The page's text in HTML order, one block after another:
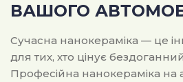
ВАШОГО
Сучасна нанокераміка — це
для тих, хто цінує
Професійна нанокераміка на